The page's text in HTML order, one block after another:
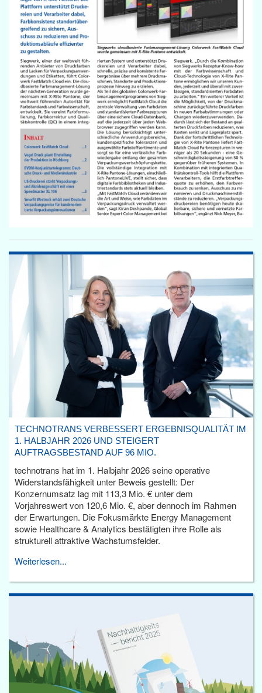
TECHNOTRANS VERBESSERT ERGEBNISQUALITÄT IM
1. HALBJAHR 2026 UND STEIGERT
AUFTRAGSBESTAND AUF 96 MIO.
technotrans hat im 1. Halbjahr 2026 seine operative
Widerstandsfähigkeit unter Beweis gestellt: Der
Konzernumsatz lag mit 113,3 Mio. € unter dem
Vorjahreswert von 120,6 Mio. €, aber dennoch im Rahmen
der Erwartungen. Die Fokusmärkte Energy Management
sowie Healthcare & Analytics bestätigten ihre Rolle als
strukturell attraktive Wachstumsfelder.
Weiterlesen...